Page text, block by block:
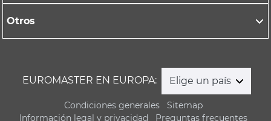
Otros
EUROMASTER EN EUROPA: Elige un país
Condiciones generales
Sitemap
Información legal y privacidad
Preguntas frecuentes